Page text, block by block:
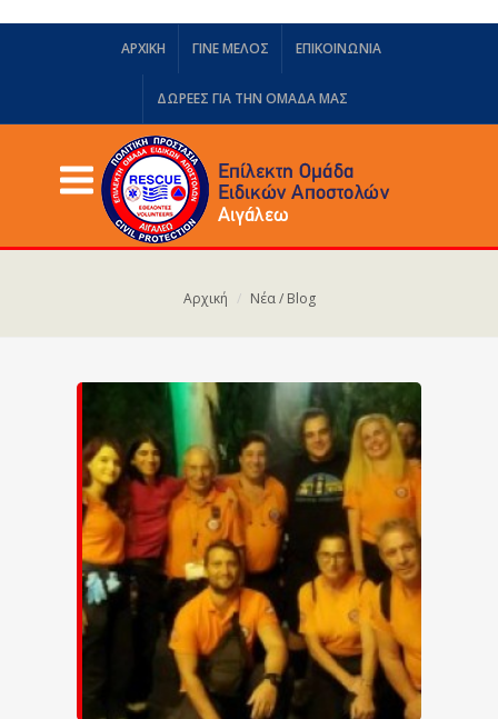
ΑΡΧΙΚΗ ΓΙΝΕ ΜΕΛΟΣ ΕΠΙΚΟΙΝΩΝΙΑ
ΔΩΡΕΈΣ ΓΙΑ ΤΗΝ ΟΜΆΔΑ ΜΑΣ
Αρχική Νέα / Blog